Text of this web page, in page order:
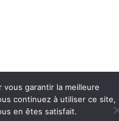
garantir la meilleure
continuez à utiliser ce site,
en êtes satisfait.